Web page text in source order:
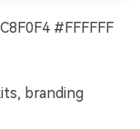
#FFFFFF
branding